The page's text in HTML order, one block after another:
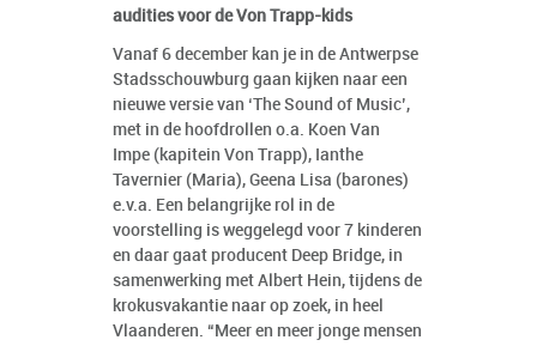
audities voor de Von Trapp-kids
Vanaf 6 december kan je in de Antwerpse
Stadsschouwburg gaan kijken naar een
nieuwe versie van ‘The Sound of Music’,
met in de hoofdrollen o.a. Koen Van
Impe (kapitein Von Trapp), Ianthe
Tavernier (Maria), Geena Lisa (barones)
e.v.a. Een belangrijke rol in de
voorstelling is weggelegd voor 7 kinderen
en daar gaat producent Deep Bridge, in
samenwerking met Albert Hein, tijdens de
krokusvakantie naar op zoek, in heel
Vlaanderen. “Meer en meer jonge mensen